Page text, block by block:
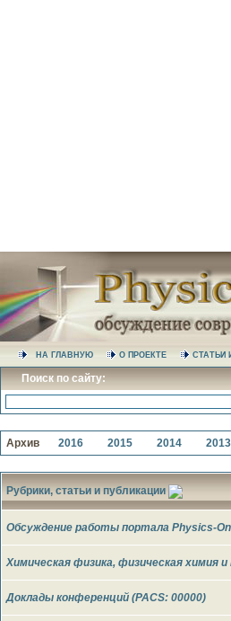
НА ГЛАВНУЮ О ПРОЕКТЕ СТАТЬИ
Поиск по сайту:
Архив 2016 2015 2014 2013
Рубрики, статьи и публикации
Обсуждение работы портала Physics-
Химическая физика, физическая химия
Доклады конференций (PACS: 00000)